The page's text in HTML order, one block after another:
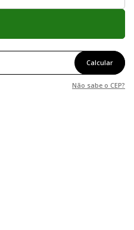
Calcular
Não sabe o CEP?